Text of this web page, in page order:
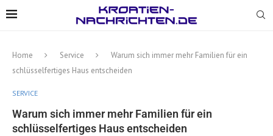
Home Service
Warum sich immer mehr Familien für ein
schlüsselfertiges Haus entscheiden
SERVICE
Warum sich immer mehr Familien für ein
schlüsselfertiges Haus entscheiden